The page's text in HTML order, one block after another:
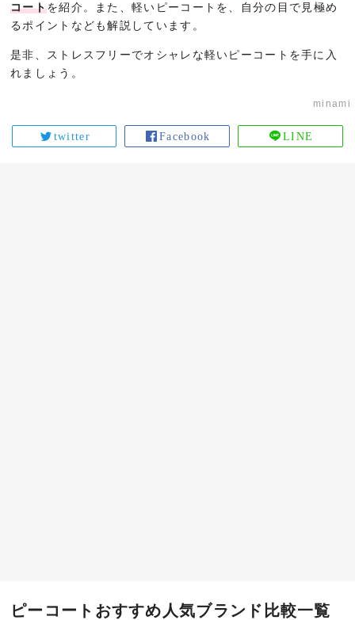
コートを紹介。また、軽いピーコートを、自分の目で見極め
るポイントなども解説しています。
是非、ストレスフリーでオシャレな軽いピーコートを手に入
れましょう。
minami
twitter Facebook LINE
ピーコートおすすめ人気ブランド比較一覧